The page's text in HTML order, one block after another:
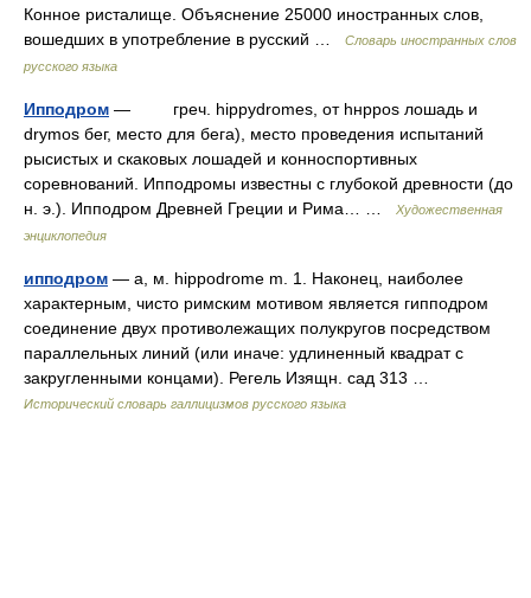
Конное ристалище. Объяснение 25000 иностранных слов,
вошедших в употребление в русский …
Словарь иностранных слов
русского языка
Ипподром — греч. hippуdromes, от hнppos лошадь и
drуmos бег, место для бега), место проведения испытаний
рысистых и скаковых лошадей и конноспортивных
соревнований. Ипподромы известны с глубокой древности (до
н. э.). Ипподром Древней Греции и Рима… …
Художественная
энциклопедия
ипподром — а, м. hippodrome m. 1. Наконец, наиболее
характерным, чисто римским мотивом является гипподром
соединение двух противолежащих полукругов посредством
параллельных линий (или иначе: удлиненный квадрат с
закругленными концами). Регель Изящн. сад 313 …
Исторический словарь галлицизмов русского языка